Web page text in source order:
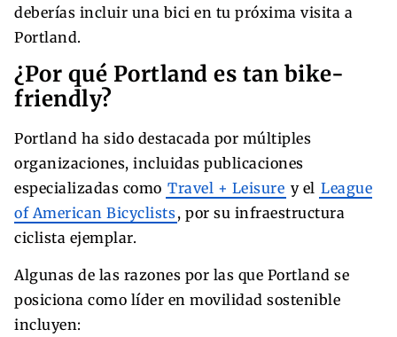
deberías incluir una bici en tu próxima visita a
Portland.
¿Por qué Portland es tan bike-
friendly?
Portland ha sido destacada por múltiples
organizaciones, incluidas publicaciones
especializadas como Travel + Leisure y el League
of American Bicyclists, por su infraestructura
ciclista ejemplar.
Algunas de las razones por las que Portland se
posiciona como líder en movilidad sostenible
incluyen: